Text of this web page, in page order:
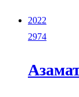
2022
2974